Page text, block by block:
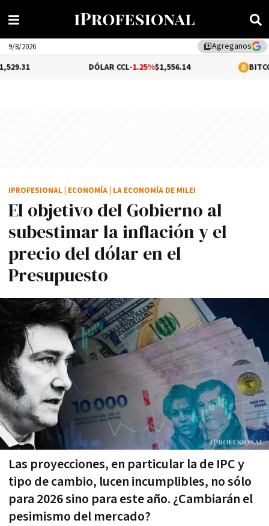
library_addAgreganos
9/8/2026
-1.25%$1,556.14 0.3%
El objetivo del Gobierno al
subestimar la inflación y el
precio del dólar en el
Presupuesto
Las proyecciones, en particular la de IPC y
tipo de cambio, lucen incumplibles, no sólo
para 2026 sino para este año. ¿Cambiarán el
pesimismo del mercado?
IPROFESIONAL ECONOMÍA LA ECONOMÍA DE MILEI